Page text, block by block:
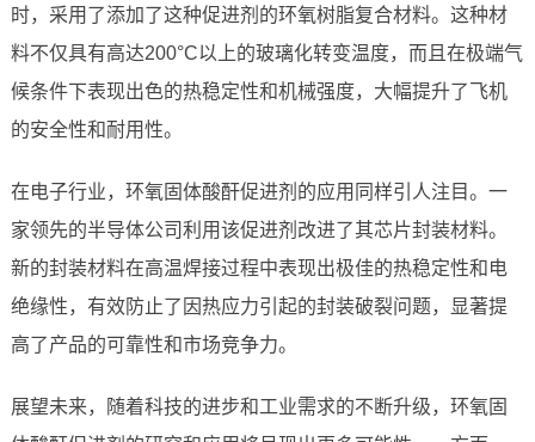
时，采用了添加了这种促进剂的环氧树脂复合材料。这种材
料不仅具有高达200°C以上的玻璃化转变温度，而且在极端气
候条件下表现出色的热稳定性和机械强度，大幅提升了飞机
的安全性和耐用性。
在电子行业，环氧固体酸酐促进剂的应用同样引人注目。一
家领先的半导体公司利用该促进剂改进了其芯片封装材料。
新的封装材料在高温焊接过程中表现出极佳的热稳定性和电
绝缘性，有效防止了因热应力引起的封装破裂问题，显著提
高了产品的可靠性和市场竞争力。
展望未来，随着科技的进步和工业需求的不断升级，环氧固